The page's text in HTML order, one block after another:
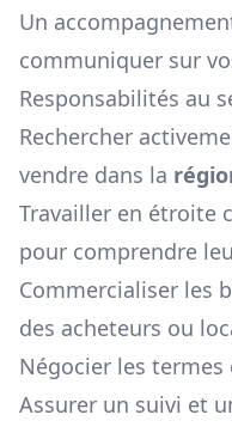
Un
communiquer sur
Responsabilités au
Rechercher
vendre dans la
Travailler en étroite
pour comprendre
Commercialiser les
des acheteurs ou
Négocier les
Assurer un suivi et